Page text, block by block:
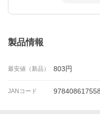
製品情報
最安値（新品） 803円
JANコード